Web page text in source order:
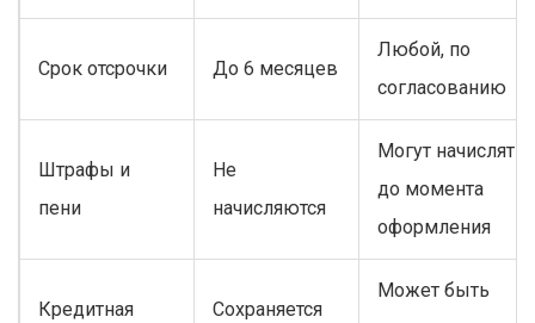
Срок отсрочки До 6 месяцев
Любой, по
согласованию
Штрафы и
пени
Не
начисляются
Могут
до момента
оформления
Кредитная
Сохраняется
Может быть